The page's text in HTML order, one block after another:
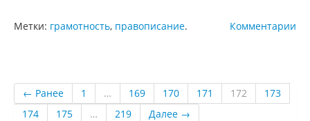
Комментарии
Метки: грамотность, правописание.
← Ранее 1 … 169 170 171 172
173
174
175 … 219 Далее →